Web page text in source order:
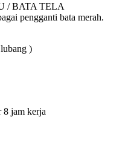
/ BATA TELA
pengganti bata merah.
)
8 jam kerja